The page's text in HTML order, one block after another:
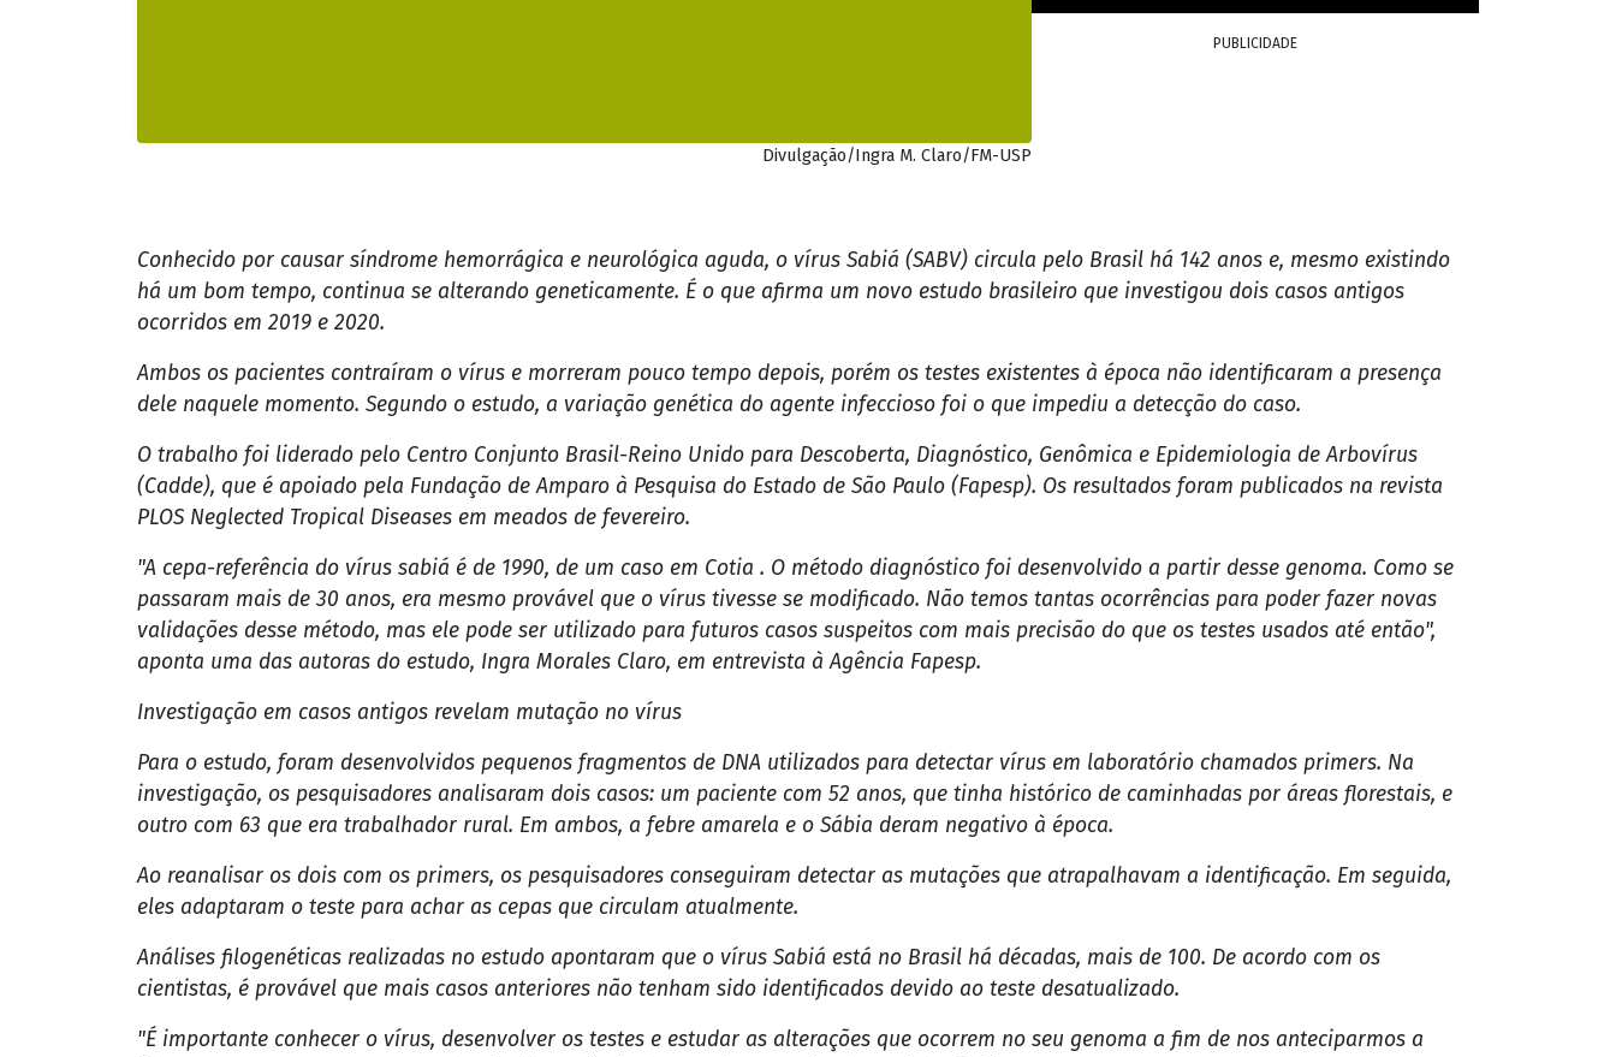
Divulgação/Ingra M. Claro/FM-USP
PUBLICIDADE
Conhecido por causar síndrome hemorrágica e neurológica aguda, o vírus Sabiá (SABV) circula pelo Brasil há 142 anos e, mesmo existindo
há um bom tempo, continua se alterando geneticamente. É o que afirma um novo estudo brasileiro que investigou dois casos antigos
ocorridos em 2019 e 2020.
Ambos os pacientes contraíram o vírus e morreram pouco tempo depois, porém os testes existentes à época não identificaram a presença
dele naquele momento. Segundo o estudo, a variação genética do agente infeccioso foi o que impediu a detecção do caso.
O trabalho foi liderado pelo Centro Conjunto Brasil-Reino Unido para Descoberta, Diagnóstico, Genômica e Epidemiologia de Arbovírus
(Cadde), que é apoiado pela Fundação de Amparo à Pesquisa do Estado de São Paulo (Fapesp). Os resultados foram publicados na revista
PLOS Neglected Tropical Diseases em meados de fevereiro.
"A cepa-referência do vírus sabiá é de 1990, de um caso em Cotia . O método diagnóstico foi desenvolvido a partir desse genoma. Como se
passaram mais de 30 anos, era mesmo provável que o vírus tivesse se modificado. Não temos tantas ocorrências para poder fazer novas
validações desse método, mas ele pode ser utilizado para futuros casos suspeitos com mais precisão do que os testes usados até então",
aponta uma das autoras do estudo, Ingra Morales Claro, em entrevista à Agência Fapesp.
Investigação em casos antigos revelam mutação no vírus
Para o estudo, foram desenvolvidos pequenos fragmentos de DNA utilizados para detectar vírus em laboratório chamados primers. Na
investigação, os pesquisadores analisaram dois casos: um paciente com 52 anos, que tinha histórico de caminhadas por áreas florestais, e
outro com 63 que era trabalhador rural. Em ambos, a febre amarela e o Sábia deram negativo à época.
Ao reanalisar os dois com os primers, os pesquisadores conseguiram detectar as mutações que atrapalhavam a identificação. Em seguida,
eles adaptaram o teste para achar as cepas que circulam atualmente.
Análises filogenéticas realizadas no estudo apontaram que o vírus Sabiá está no Brasil há décadas, mais de 100. De acordo com os
cientistas, é provável que mais casos anteriores não tenham sido identificados devido ao teste desatualizado.
"É importante conhecer o vírus, desenvolver os testes e estudar as alterações que ocorrem no seu genoma a fim de nos anteciparmos a